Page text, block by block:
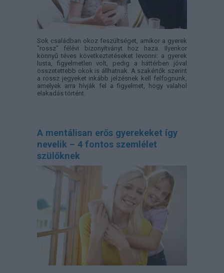
Sok családban okoz feszültséget, amikor a gyerek
"rossz" félévi bizonyítványt hoz haza. Ilyenkor
könnyű téves következtetéseket levonni: a gyerek
lusta, figyelmetlen volt, pedig a háttérben jóval
összetettebb okok is állhatnak. A szakértők szerint
a rossz jegyeket inkább jelzésnek kell felfognunk,
amelyek arra hívják fel a figyelmet, hogy valahol
elakadás történt.
A mentálisan erős gyerekeket így
nevelik – 4 fontos szemlélet
szülőknek